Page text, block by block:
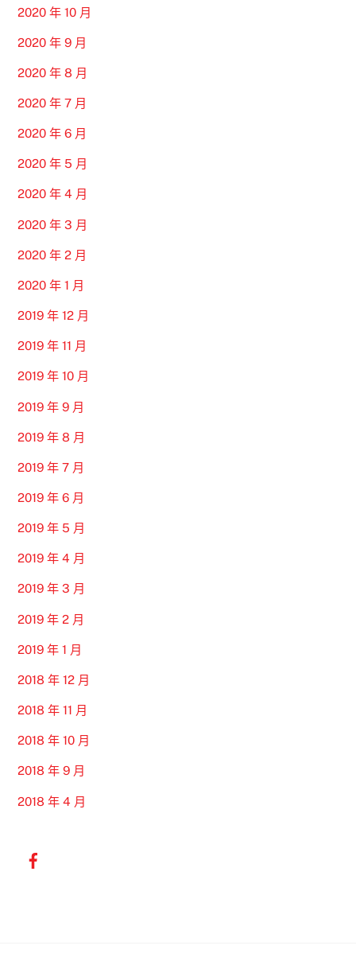
2020 年 10 月
2020 年 9 月
2020 年 8 月
2020 年 7 月
2020 年 6 月
2020 年 5 月
2020 年 4 月
2020 年 3 月
2020 年 2 月
2020 年 1 月
2019 年 12 月
2019 年 11 月
2019 年 10 月
2019 年 9 月
2019 年 8 月
2019 年 7 月
2019 年 6 月
2019 年 5 月
2019 年 4 月
2019 年 3 月
2019 年 2 月
2019 年 1 月
2018 年 12 月
2018 年 11 月
2018 年 10 月
2018 年 9 月
2018 年 4 月